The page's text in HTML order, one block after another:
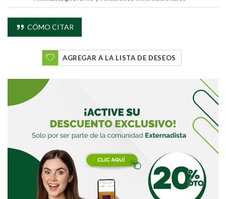
Buscar
Buscar
CÓMO CITAR
AGREGAR A LA LISTA DE DESEOS